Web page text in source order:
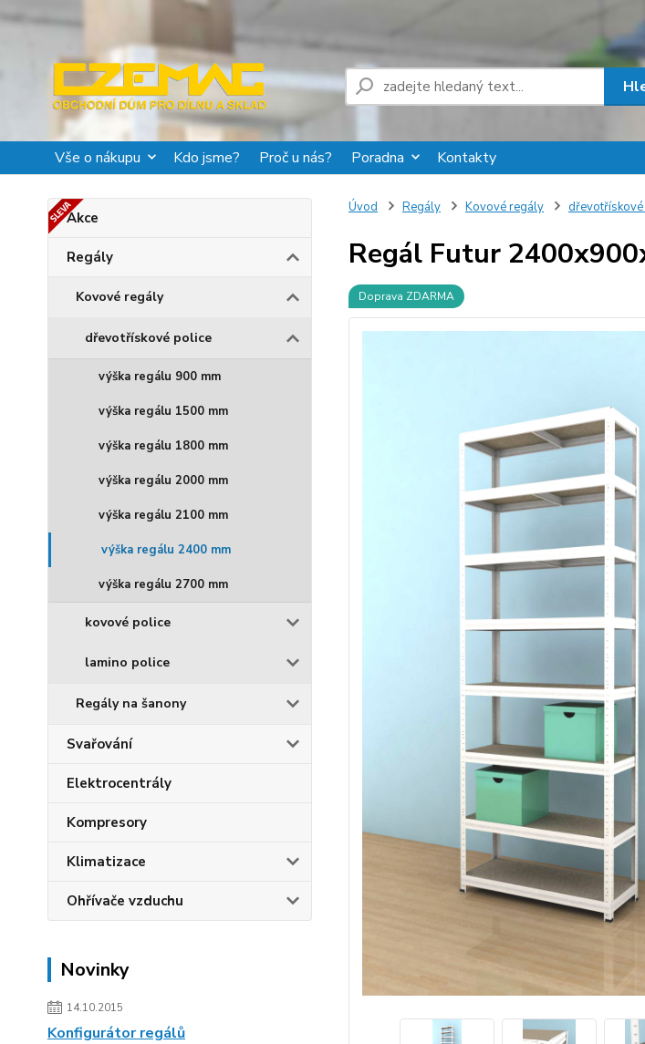
Vše o nákupu Kdo jsme? Proč u nás? Poradna Kontakty
Akce
Regály
Kovové regály
dřevotřískové police
výška regálu 900 mm
výška regálu 1500 mm
výška regálu 1800 mm
výška regálu 2000 mm
výška regálu 2100 mm
výška regálu 2400 mm
výška regálu 2700 mm
kovové police
lamino police
Regály na šanony
Svařování
Elektrocentrály
Kompresory
Klimatizace
Ohřívače vzduchu
Novinky
14.10.2015
Konfigurátor regálů
Úvod Regály Kovové regály
Regál Futur
Doprava ZDARMA